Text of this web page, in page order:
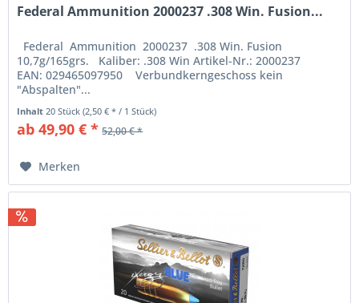
Federal Ammunition 2000237 .308 Win. Fusion...
Federal Ammunition 2000237 .308 Win. Fusion
10,7g/165grs. Kaliber: .308 Win Artikel-Nr.: 2000237
EAN: 029465097950 Verbundkerngeschoss kein
"Abspalten"...
Inhalt 20 Stück(2,50 € * / 1 Stück)
ab 49,90 € * 52,00 € *
Merken